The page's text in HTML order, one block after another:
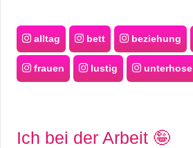
alltag bett beziehung
frauen lustig unterhose
Ich bei der Arbeit 🤪